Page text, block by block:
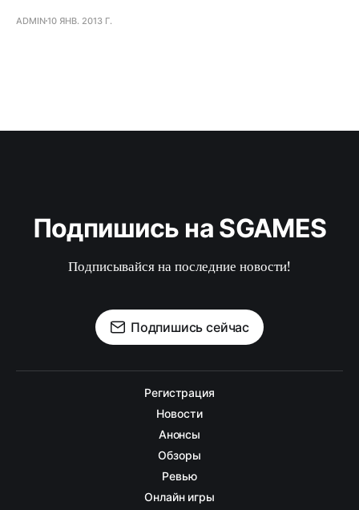
ADMIN10 ЯНВ. 2013 Г.
Подпишись на SGAMES
Подписывайся на последние новости!
Подпишись сейчас
Регистрация
Новости
Анонсы
Обзоры
Ревью
Онлайн игры